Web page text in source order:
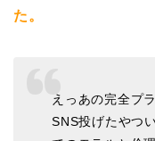
た。
えっあの完全プ
SNS投げたやつ